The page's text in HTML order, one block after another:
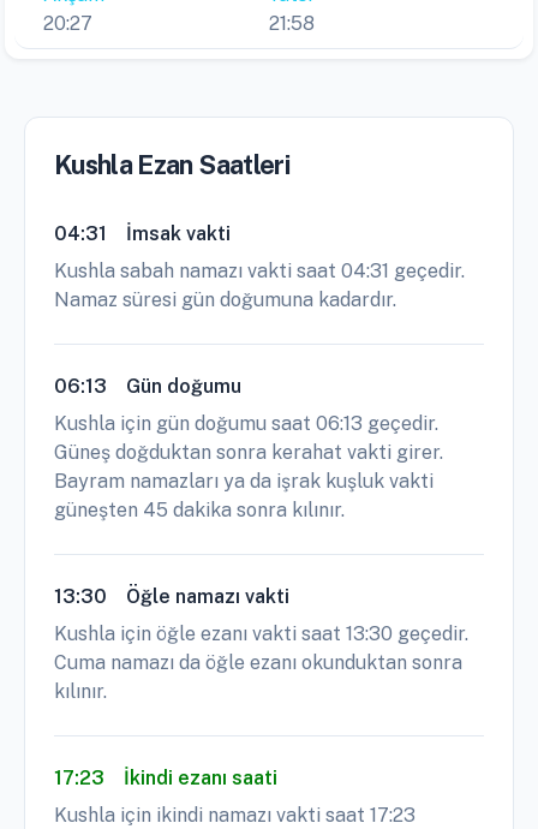
20:27
21:58
Kushla Ezan Saatleri
04:31
İmsak vakti
Kushla sabah namazı vakti saat 04:31 geçedir.
Namaz süresi gün doğumuna kadardır.
06:13
Gün doğumu
Kushla için gün doğumu saat 06:13 geçedir.
Güneş doğduktan sonra kerahat vakti girer.
Bayram namazları ya da işrak kuşluk vakti
güneşten 45 dakika sonra kılınır.
13:30
Öğle namazı vakti
Kushla için öğle ezanı vakti saat 13:30 geçedir.
Cuma namazı da öğle ezanı okunduktan sonra
kılınır.
17:23
İkindi ezanı saati
Kushla için ikindi namazı vakti saat 17:23